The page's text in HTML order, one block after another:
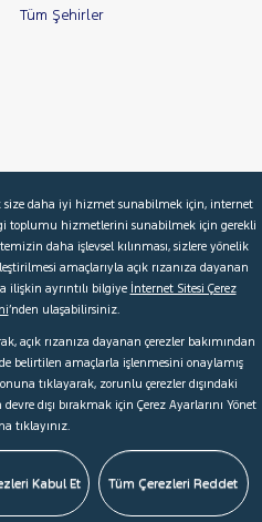
Tüm Şehirler
Hakkımızda
S.S.S.
size daha iyi hizmet sunabilmek için, internet
toplumu hizmetlerini sunabilmek için gerekli
daha işlevsel kılınması, sizlere yönelik
amaçlarıyla açık rızanıza dayanan
ilişkin ayrıntılı bilgiye İnternet Sitesi Çerez
’nden ulaşabilirsiniz.
açık rızanıza dayanan çerezler bakımından
belirtilen amaçlarla işlenmesini onaylamış
tıklayarak, zorunlu çerezler dışındaki
dışı bırakmak için Çerez Ayarlarını Yönet
tıklayınız.
Kabul Et Tüm Çerezleri Reddet